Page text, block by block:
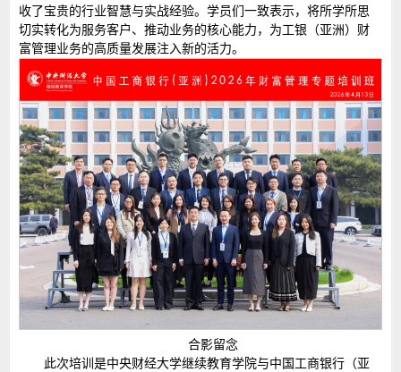
收了宝贵的行业智慧与实战经验。学员们一致表示，将所学所思
切实转化为服务客户、推动业务的核心能力，为工银（亚洲）财
富管理业务的高质量发展注入新的活力。
合影留念
此次培训是中央财经大学继续教育学院与中国工商银行（亚